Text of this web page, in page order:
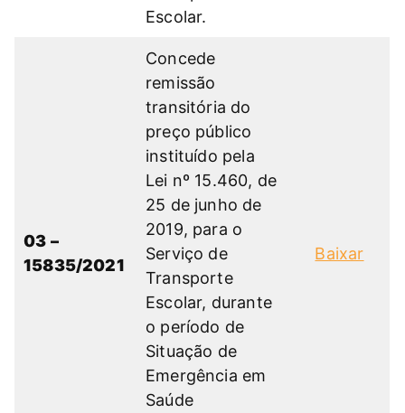
Escolar.
03 –
15835/2021
Concede
remissão
transitória do
preço público
instituído pela
Lei nº 15.460, de
25 de junho de
2019, para o
Serviço de
Transporte
Escolar, durante
o período de
Situação de
Emergência em
Saúde
Baixar